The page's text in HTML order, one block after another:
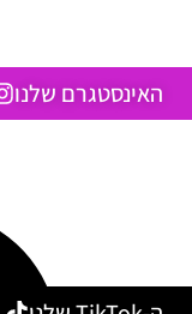
האינסטגרם שלנו